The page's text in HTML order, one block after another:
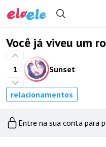
Você já viveu um
1 Sunset
relacionamentos
Entre na sua conta para